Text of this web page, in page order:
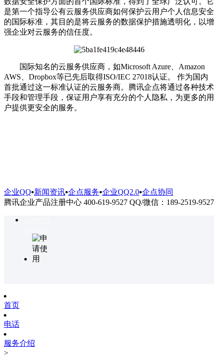
是第一个指导公有云服务供应商如何保护云用户个人信息安全
的国际标准，其目的是将云服务的数据保护措施透明化，以增
强企业对云服务的信任度。
国际知名的云服务供应商，如Microsoft Azure、Amazon
AWS、Dropbox等已先后取得ISO/IEC 27018认证。 作为国内
首批通过这一标准认证的云服务商。腾讯企点将通过各种技术
手段和管理手段，保证用户享有充分的个人隐私，为更多的用
户提供更安全的服务。
企业QQ▪新闻资讯▪企点服务▪企业QQ2.0▪企点协同
腾讯企业产品注册中心 400-619-9527 QQ/微信：189-2519-9527
首页
电话
服务介绍
>